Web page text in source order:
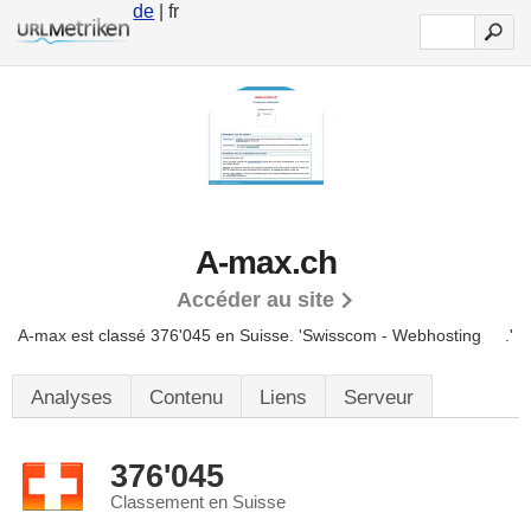
de | fr
A-max.ch
Accéder au site
A-max est classé 376'045 en Suisse. 'Swisscom - Webhosting .'
Analyses Contenu Liens Serveur
376'045
Classement en Suisse